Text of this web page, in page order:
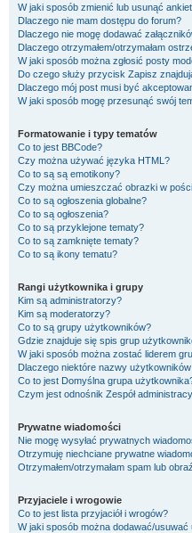
W jaki sposób zmienić lub usunąć
Dlaczego nie mam dostępu do forum?
Dlaczego nie mogę dodawać
Dlaczego otrzymałem/otrzymałam
W jaki sposób można zgłosić posty
Do czego służy przycisk Zapisz
Dlaczego mój post musi być
W jaki sposób mogę przesunąć swój
Formatowanie i typy tematów
Co to jest BBCode?
Czy można używać języka HTML?
Co to są są emotikony?
Czy można umieszczać obrazki w
Co to są ogłoszenia globalne?
Co to są ogłoszenia?
Co to są przyklejone tematy?
Co to są zamknięte tematy?
Co to są ikony tematu?
Rangi użytkownika i grupy
Kim są administratorzy?
Kim są moderatorzy?
Co to są grupy użytkowników?
Gdzie znajduje się spis grup
W jaki sposób można zostać liderem
Dlaczego niektóre nazwy
Co to jest Domyślna grupa użytkownika
Czym jest odnośnik Zespół
Prywatne wiadomości
Nie mogę wysyłać prywatnych
Otrzymuję niechciane prywatne
Otrzymałem/otrzymałam spam lub
Przyjaciele i wrogowie
Co to jest lista przyjaciół i wrogów?
W jaki sposób można dodawać/